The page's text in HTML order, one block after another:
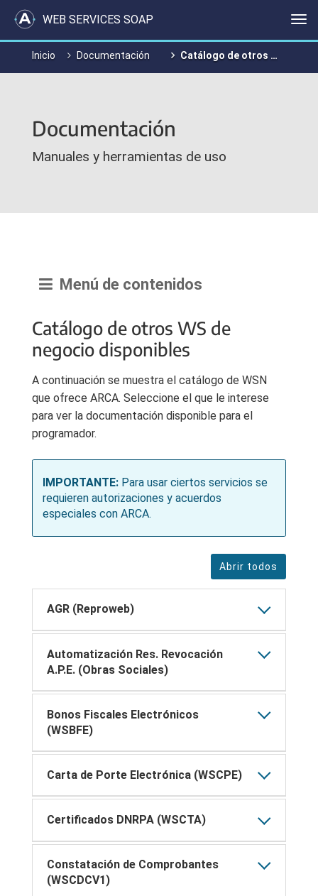
WEB SERVICES SOAP
Inicio Documentación Catálogo de otros WS de negocio disponibles
Documentación
Manuales y herramientas de uso
Menú de contenidos
Catálogo de otros WS de
negocio disponibles
A continuación se muestra el catálogo de WSN
que ofrece ARCA. Seleccione el que le interese
para ver la documentación disponible para el
programador.
IMPORTANTE: Para usar ciertos servicios se
requieren autorizaciones y acuerdos
especiales con ARCA.
Abrir todos
AGR (Reproweb)
Automatización Res. Revocación
A.P.E. (Obras Sociales)
Bonos Fiscales Electrónicos
(WSBFE)
Carta de Porte Electrónica (WSCPE)
Certificados DNRPA (WSCTA)
Constatación de Comprobantes
(WSCDCV1)